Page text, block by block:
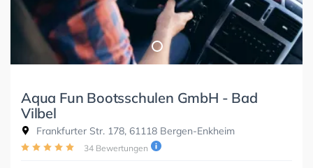
Aqua Fun Bootsschulen GmbH - Bad
Vilbel
Frankfurter Str. 178, 61118 Bergen-Enkheim
34 Bewertungen